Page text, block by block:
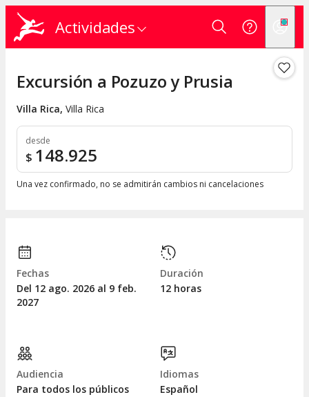
Actividades
Excursión a Pozuzo y Prusia
Villa Rica, Villa Rica
desde
$ 148.925
Una vez confirmado, no se admitirán cambios ni cancelaciones
Fechas
Del 12 ago. 2026 al 9 feb.
2027
Duración
12 horas
Audiencia
Para todos los públicos
Idiomas
Español